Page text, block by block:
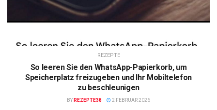
REZEPTE
So leeren Sie den WhatsApp-Papierkorb, um
Speicherplatz freizugeben und Ihr Mobiltelefon
zu beschleunigen
BY REZEPTE38 2 FEBRUAR 2026